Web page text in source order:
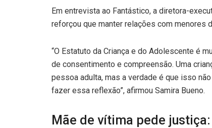
Em entrevista ao Fantástico, a diretora-
reforçou que manter relações com menores
“O Estatuto da Criança e do Adolescente é
de consentimento e compreensão. Uma
pessoa adulta, mas a verdade é que isso
fazer essa reflexão”, afirmou Samira Bueno.
Mãe de vítima pede justiça: